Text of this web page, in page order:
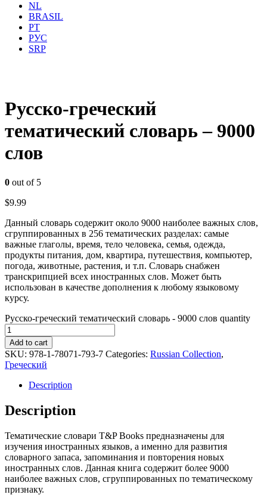
NL
BRASIL
PT
РУС
SRP
Русско-греческий
тематический словарь – 9000
слов
0 out of 5
$9.99
Данный словарь содержит около 9000 наиболее важных слов,
сгруппированных в 256 тематических разделах: самые
важные глаголы, время, тело человека, семья, одежда,
продукты питания, дом, квартира, путешествия, компьютер,
погода, животные, растения, и т.п. Словарь снабжен
транскрипцией всех иностранных слов. Может быть
использован в качестве дополнения к любому языковому
курсу.
Русско-греческий тематический словарь - 9000 слов quantity
Add to cart
SKU: 978-1-78071-793-7 Categories: Russian Collection,
Греческий
Description
Description
Тематические словари T&P Books предназначены для
изучения иностранных языков, а именно для развития
словарного запаса, запоминания и повторения новых
иностранных слов. Данная книга содержит более 9000
наиболее важных слов, сгруппированных по тематическому
признаку.